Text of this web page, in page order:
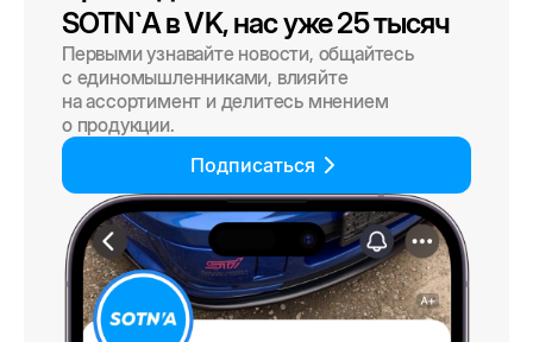
SOTN`A в VK, нас уже 25 тысяч
Первыми узнавайте новости, общайтесь
с единомышленниками, влияйте
на ассортимент и делитесь мнением
о продукции.
Подписаться